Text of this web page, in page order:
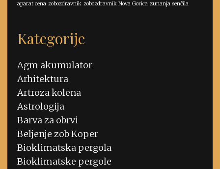
aparat cena zobozdravnik zobozdravnik Nova Gorica zunanja senčila
Kategorije
Agm akumulator
Arhitektura
Artroza kolena
Astrologija
Barva za obrvi
Beljenje zob Koper
Bioklimatska pergola
Bioklimatske pergole